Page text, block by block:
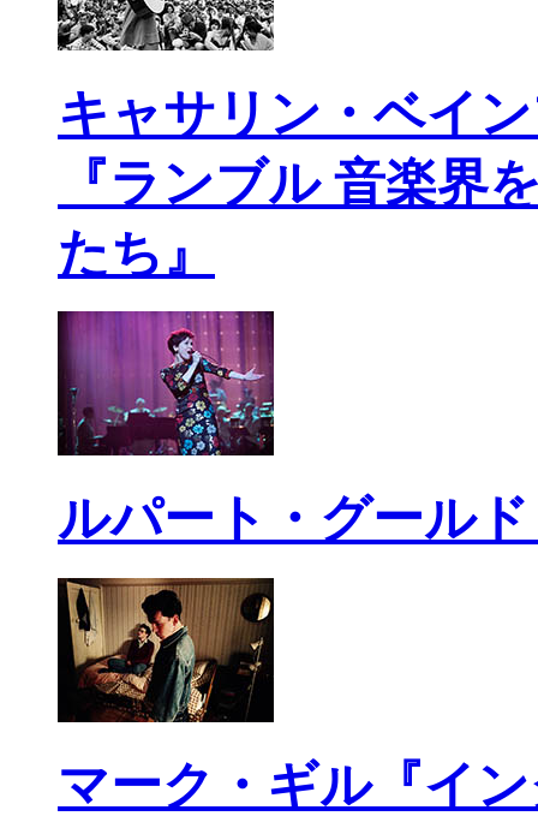
キャサリン・ベイ
『ランブル 音楽界
たち』
ルパート・グール
マーク・ギル『イ